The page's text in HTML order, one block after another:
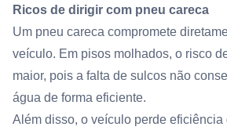
Ricos de dirigir com pneu careca
Um pneu careca compromete
veículo. Em pisos molhados, o risco
maior, pois a falta de sulcos não
água de forma eficiente.
Além disso, o veículo perde eficiência